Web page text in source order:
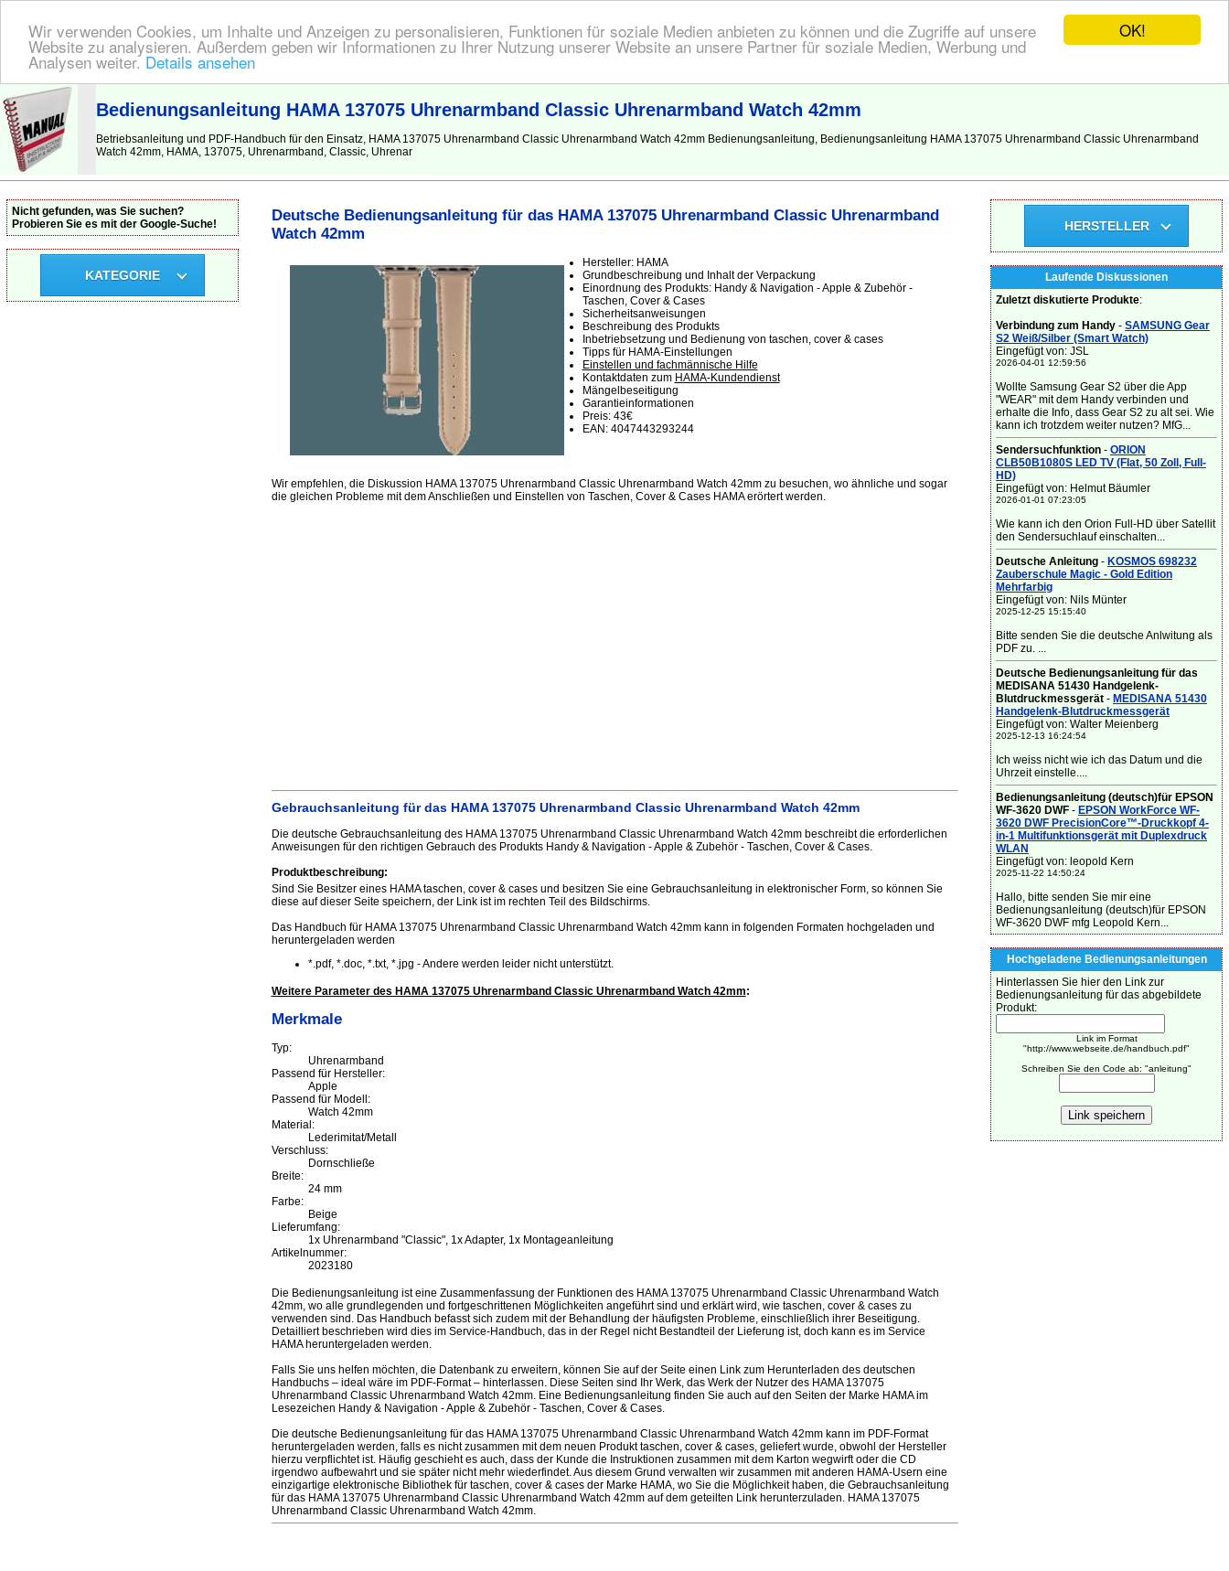
OK!
Wir verwenden Cookies, um Inhalte und Anzeigen zu personalisieren, Funktionen für soziale Medien anbieten zu können und die Zugriffe auf unsere
Website zu analysieren. Außerdem geben wir Informationen zu Ihrer Nutzung unserer Website an unsere Partner für soziale Medien, Werbung und
Analysen weiter. Details ansehen
BEDIENUNGSANLEITUNG | Hier finden Sie die deutsche Anleitung!
Bedienungsanleitung HAMA 137075 Uhrenarmband Classic Uhrenarmband Watch 42mm
Betriebsanleitung und PDF-Handbuch für den Einsatz, HAMA 137075 Uhrenarmband Classic Uhrenarmband Watch 42mm Bedienungsanleitung, Bedienungsanleitung HAMA 137075 Uhrenarmband Classic Uhrenarmband
Watch 42mm, HAMA, 137075, Uhrenarmband, Classic, Uhrenar
Deutsche Bedienungsanleitung für das HAMA 137075 Uhrenarmband Classic Uhrenarmband
Watch 42mm
Hersteller: HAMA
Grundbeschreibung und Inhalt der Verpackung
Einordnung des Produkts: Handy & Navigation - Apple & Zubehör -
Taschen, Cover & Cases
Sicherheitsanweisungen
Beschreibung des Produkts
Inbetriebsetzung und Bedienung von taschen, cover & cases
Tipps für HAMA-Einstellungen
Einstellen und fachmännische Hilfe
Kontaktdaten zum HAMA-Kundendienst
Mängelbeseitigung
Garantieinformationen
Preis: 43€
EAN: 4047443293244
Wir empfehlen, die Diskussion HAMA 137075 Uhrenarmband Classic Uhrenarmband Watch 42mm zu besuchen, wo ähnliche und sogar
die gleichen Probleme mit dem Anschließen und Einstellen von Taschen, Cover & Cases HAMA erörtert werden.
Gebrauchsanleitung für das HAMA 137075 Uhrenarmband Classic Uhrenarmband Watch 42mm
Die deutsche Gebrauchsanleitung des HAMA 137075 Uhrenarmband Classic Uhrenarmband Watch 42mm beschreibt die erforderlichen
Anweisungen für den richtigen Gebrauch des Produkts Handy & Navigation - Apple & Zubehör - Taschen, Cover & Cases.
Produktbeschreibung:
Sind Sie Besitzer eines HAMA taschen, cover & cases und besitzen Sie eine Gebrauchsanleitung in elektronischer Form, so können Sie
diese auf dieser Seite speichern, der Link ist im rechten Teil des Bildschirms.
Das Handbuch für HAMA 137075 Uhrenarmband Classic Uhrenarmband Watch 42mm kann in folgenden Formaten hochgeladen und
heruntergeladen werden
*.pdf, *.doc, *.txt, *.jpg - Andere werden leider nicht unterstützt.
Weitere Parameter des HAMA 137075 Uhrenarmband Classic Uhrenarmband Watch 42mm:
Merkmale
Typ:
Uhrenarmband
Passend für Hersteller:
Apple
Passend für Modell:
Watch 42mm
Material:
Lederimitat/Metall
Verschluss:
Dornschließe
Breite:
24 mm
Farbe:
Beige
Lieferumfang:
1x Uhrenarmband "Classic", 1x Adapter, 1x Montageanleitung
Artikelnummer:
2023180
Die Bedienungsanleitung ist eine Zusammenfassung der Funktionen des HAMA 137075 Uhrenarmband Classic Uhrenarmband Watch
42mm, wo alle grundlegenden und fortgeschrittenen Möglichkeiten angeführt sind und erklärt wird, wie taschen, cover & cases zu
verwenden sind. Das Handbuch befasst sich zudem mit der Behandlung der häufigsten Probleme, einschließlich ihrer Beseitigung.
Detailliert beschrieben wird dies im Service-Handbuch, das in der Regel nicht Bestandteil der Lieferung ist, doch kann es im Service
HAMA heruntergeladen werden.
Falls Sie uns helfen möchten, die Datenbank zu erweitern, können Sie auf der Seite einen Link zum Herunterladen des deutschen
Handbuchs – ideal wäre im PDF-Format – hinterlassen. Diese Seiten sind Ihr Werk, das Werk der Nutzer des HAMA 137075
Uhrenarmband Classic Uhrenarmband Watch 42mm. Eine Bedienungsanleitung finden Sie auch auf den Seiten der Marke HAMA im
Lesezeichen Handy & Navigation - Apple & Zubehör - Taschen, Cover & Cases.
Die deutsche Bedienungsanleitung für das HAMA 137075 Uhrenarmband Classic Uhrenarmband Watch 42mm kann im PDF-Format
heruntergeladen werden, falls es nicht zusammen mit dem neuen Produkt taschen, cover & cases, geliefert wurde, obwohl der Hersteller
hierzu verpflichtet ist. Häufig geschieht es auch, dass der Kunde die Instruktionen zusammen mit dem Karton wegwirft oder die CD
irgendwo aufbewahrt und sie später nicht mehr wiederfindet. Aus diesem Grund verwalten wir zusammen mit anderen HAMA-Usern eine
einzigartige elektronische Bibliothek für taschen, cover & cases der Marke HAMA, wo Sie die Möglichkeit haben, die Gebrauchsanleitung
für das HAMA 137075 Uhrenarmband Classic Uhrenarmband Watch 42mm auf dem geteilten Link herunterzuladen. HAMA 137075
Uhrenarmband Classic Uhrenarmband Watch 42mm.
Nicht gefunden, was Sie suchen?
Probieren Sie es mit der Google-Suche!
KATEGORIE
HERSTELLER
Laufende Diskussionen
Zuletzt diskutierte Produkte:
Verbindung zum Handy - SAMSUNG Gear
S2 Weiß/Silber (Smart Watch)
Eingefügt von: JSL
2026-04-01 12:59:56
Wollte Samsung Gear S2 über die App
"WEAR" mit dem Handy verbinden und
erhalte die Info, dass Gear S2 zu alt sei. Wie
kann ich trotzdem weiter nutzen? MfG...
Sendersuchfunktion - ORION
CLB50B1080S LED TV (Flat, 50 Zoll, Full-
HD)
Eingefügt von: Helmut Bäumler
2026-01-01 07:23:05
Wie kann ich den Orion Full-HD über Satellit
den Sendersuchlauf einschalten...
Deutsche Anleitung - KOSMOS 698232
Zauberschule Magic - Gold Edition
Mehrfarbig
Eingefügt von: Nils Münter
2025-12-25 15:15:40
Bitte senden Sie die deutsche Anlwitung als
PDF zu. ...
Deutsche Bedienungsanleitung für das
MEDISANA 51430 Handgelenk-
Blutdruckmessgerät - MEDISANA 51430
Handgelenk-Blutdruckmessgerät
Eingefügt von: Walter Meienberg
2025-12-13 16:24:54
Ich weiss nicht wie ich das Datum und die
Uhrzeit einstelle....
Bedienungsanleitung (deutsch)für EPSON
WF-3620 DWF - EPSON WorkForce WF-
3620 DWF PrecisionCore™-Druckkopf 4-
in-1 Multifunktionsgerät mit Duplexdruck
WLAN
Eingefügt von: leopold Kern
2025-11-22 14:50:24
Hallo, bitte senden Sie mir eine
Bedienungsanleitung (deutsch)für EPSON
WF-3620 DWF mfg Leopold Kern...
Hochgeladene Bedienungsanleitungen
Hinterlassen Sie hier den Link zur
Bedienungsanleitung für das abgebildete
Produkt:
Link im Format
"http://www.webseite.de/handbuch.pdf"
Schreiben Sie den Code ab: "anleitung"